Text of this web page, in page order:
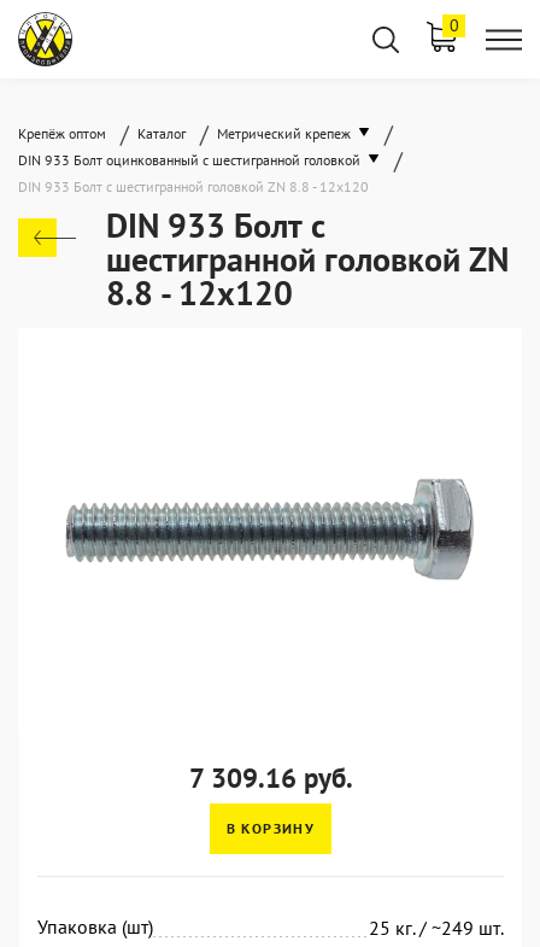
0
Крепёж оптом / Каталог / Метрический крепеж /
DIN 933 Болт оцинкованный с шестигранной головкой /
DIN 933 Болт с шестигранной головкой ZN 8.8 - 12x120
DIN 933 Болт с
шестигранной головкой ZN
8.8 - 12x120
7 309.16 руб.
В КОРЗИНУ
Упаковка (шт)
25 кг. / ~249 шт.